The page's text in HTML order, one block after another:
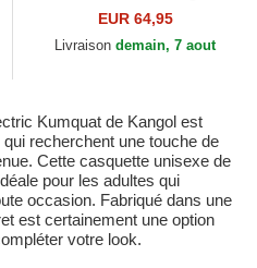
EUR 64,95
Livraison demain, 7 aout
Kumquat de Kangol est
recherchent une touche de
Cette casquette unisexe de
pour les adultes qui
occasion. Fabriqué dans une
est certainement une option
votre look.